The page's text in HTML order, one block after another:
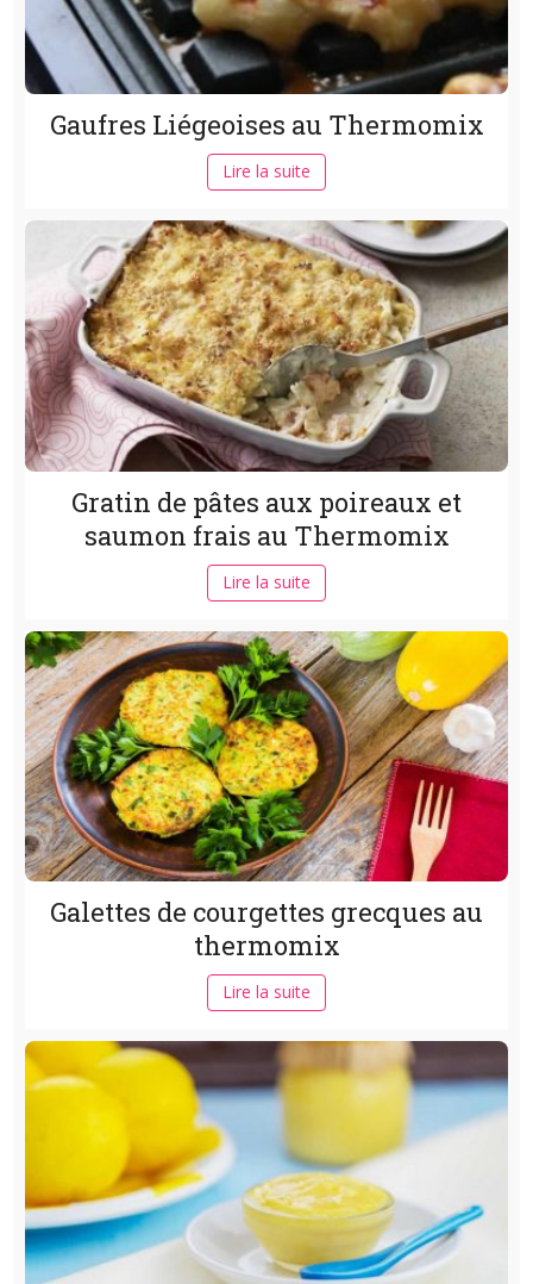
Gaufres Liégeoises au Thermomix
Lire la suite
Gratin de pâtes aux poireaux et
saumon frais au Thermomix
Lire la suite
Galettes de courgettes grecques au
thermomix
Lire la suite